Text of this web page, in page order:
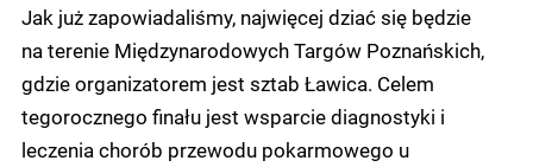
Jak już zapowiadaliśmy, najwięcej dziać się będzie
na terenie Międzynarodowych Targów Poznańskich,
gdzie organizatorem jest sztab Ławica. Celem
tegorocznego finału jest wsparcie diagnostyki i
leczenia chorób przewodu pokarmowego u